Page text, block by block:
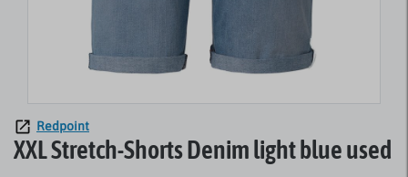
Redpoint
XXL Stretch-Shorts Denim light blue used